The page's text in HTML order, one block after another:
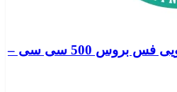
آبجو بدون الکل لیمویی فس بروس 500 سی سی –